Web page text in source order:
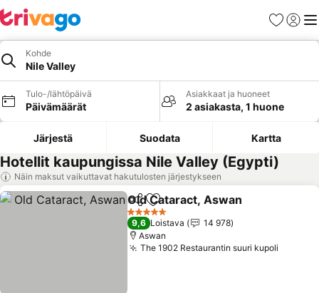
Suosikit
Kohde
Nile Valley
Tulo-/lähtöpäivä
Päivämäärät
Asiakkaat ja huoneet
2 asiakasta, 1 huone
Järjestä Suodata Kartta
Hotellit kaupungissa Nile Valley (Egypti)
Näin maksut vaikuttavat hakutulosten järjestykseen
Jaa Lisää suosikkeihin
Old Cataract, Aswan
5 Tähtiluokitus
9,6 Loistava
14 978
Aswan
The 1902 Restaurantin suuri kupoli